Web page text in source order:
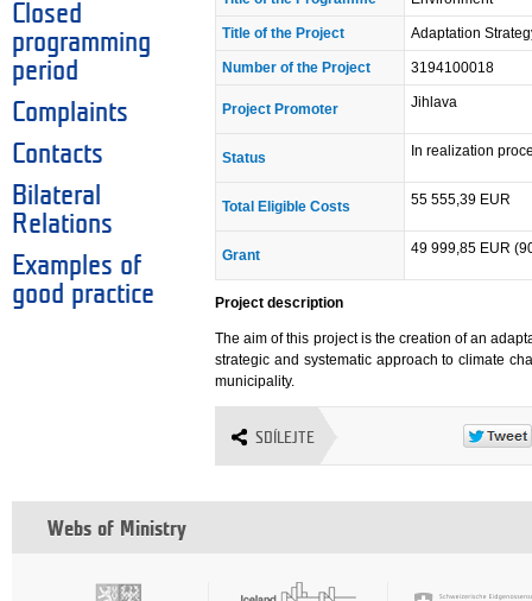
Closed
programming
period
Complaints
Contacts
Bilateral
Relations
Examples of
good practice
Title of the Project Adaptation
Number of the Project 3194100018
Project Promoter Jihlava
Status In realization
Total Eligible Costs 55 555,39 EUR
Grant 49 999,85 EUR
Project description
The aim of this project is the creation of an
strategic and systematic approach to climate
municipality.
SDÍLEJTE
Webs of Ministry